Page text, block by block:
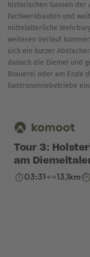
historischen Gassen
Fachwerkbauten und
mittelalterliche
weiteren Verlauf
sich ein kurzer
danach die Diemel und
Brauerei oder am Ende
Gastronomiebetriebe